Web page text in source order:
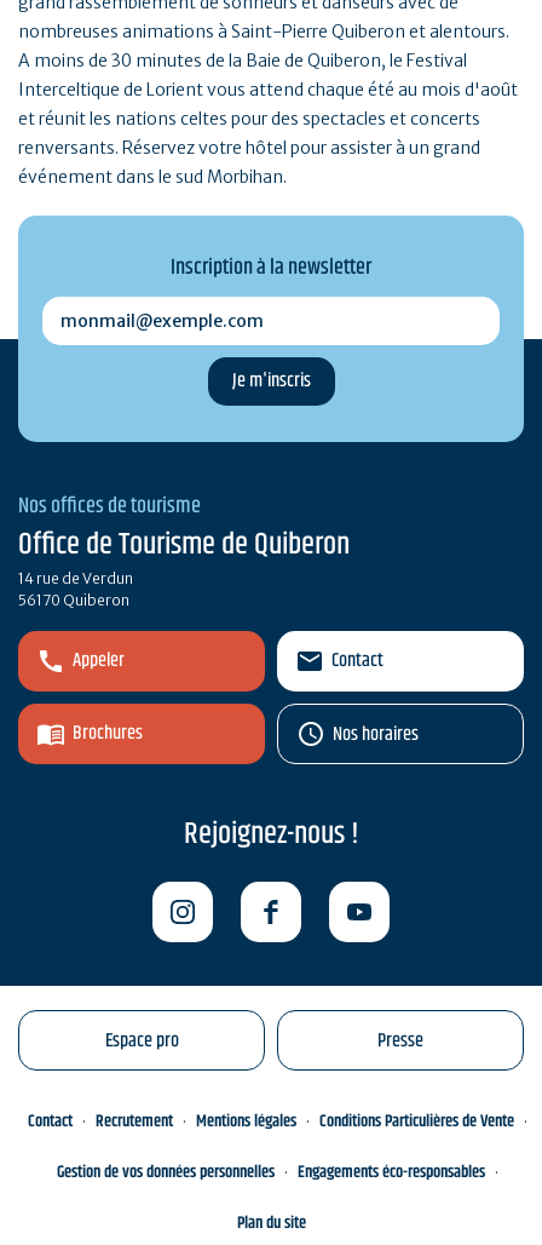
nombreuses animations à Saint-Pierre Quiberon et alentours.
A moins de 30 minutes de la Baie de Quiberon, le Festival
Interceltique de Lorient vous attend chaque été au mois d'août
et réunit les nations celtes pour des spectacles et concerts
renversants. Réservez votre hôtel pour assister à un grand
événement dans le sud Morbihan.
Inscription à la newsletter
monmail@exemple.com
Nos offices de tourisme
Office de Tourisme de Quiberon
14 rue de Verdun
56170 Quiberon
Appeler
Brochures
Contact
Nos horaires
Rejoignez-nous !
Espace pro Presse
Contact Recrutement Mentions légales
Conditions Particulières de Vente
Gestion de vos données personnelles
Engagements éco-responsables
Plan du site